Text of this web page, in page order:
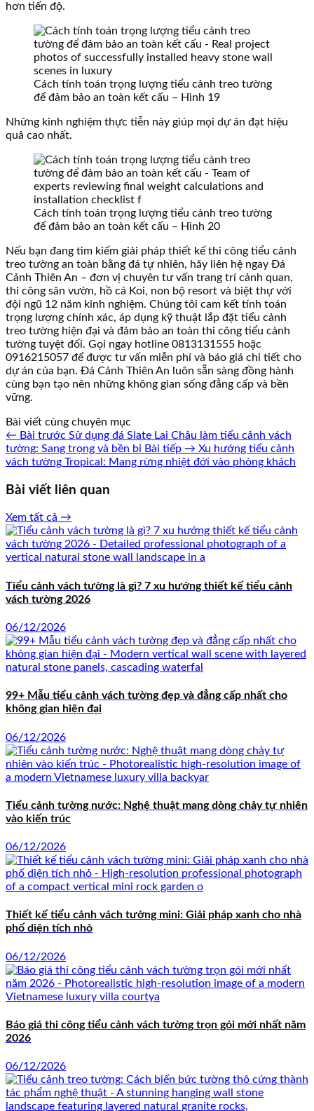
hơn tiến độ.
Cách tính toán trọng lượng tiểu cảnh treo tường
để đảm bảo an toàn kết cấu – Hình 19
Những kinh nghiệm thực tiễn này giúp mọi dự án đạt hiệu
quả cao nhất.
Cách tính toán trọng lượng tiểu cảnh treo tường
để đảm bảo an toàn kết cấu – Hình 20
Nếu bạn đang tìm kiếm giải pháp thiết kế thi công tiểu cảnh
treo tường an toàn bằng đá tự nhiên, hãy liên hệ ngay Đá
Cảnh Thiên An – đơn vị chuyên tư vấn trang trí cảnh quan,
thi công sân vườn, hồ cá Koi, non bộ resort và biệt thự với
đội ngũ 12 năm kinh nghiệm. Chúng tôi cam kết tính toán
trọng lượng chính xác, áp dụng kỹ thuật lắp đặt tiểu cảnh
treo tường hiện đại và đảm bảo an toàn thi công tiểu cảnh
tường tuyệt đối. Gọi ngay hotline 0813131555 hoặc
0916215057 để được tư vấn miễn phí và báo giá chi tiết cho
dự án của bạn. Đá Cảnh Thiên An luôn sẵn sàng đồng hành
cùng bạn tạo nên những không gian sống đẳng cấp và bền
vững.
Bài viết cùng chuyên mục
← Bài trước Sử dụng đá Slate Lai Châu làm tiểu cảnh vách
tường: Sang trọng và bền bỉ Bài tiếp → Xu hướng tiểu cảnh
vách tường Tropical: Mang rừng nhiệt đới vào phòng khách
Bài viết liên quan
Xem tất cả →
Tiểu cảnh vách tường là gì? 7 xu hướng thiết kế tiểu cảnh
vách tường 2026
06/12/2026
99+ Mẫu tiểu cảnh vách tường đẹp và đẳng cấp nhất cho
không gian hiện đại
06/12/2026
Tiểu cảnh tường nước: Nghệ thuật mang dòng chảy tự nhiên
vào kiến trúc
06/12/2026
Thiết kế tiểu cảnh vách tường mini: Giải pháp xanh cho nhà
phố diện tích nhỏ
06/12/2026
Báo giá thi công tiểu cảnh vách tường trọn gói mới nhất năm
2026
06/12/2026